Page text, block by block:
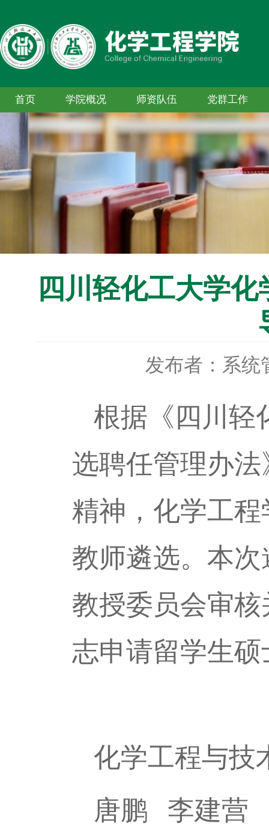
首页 学院概况 师资队伍 党群工作
四川轻化工大学
发布者：系统
根据《四川轻
选聘任管理办
精神，化学工
教师遴选。本
教授委员会审
志申请留学生
化学工程与技
唐鹏 李建营